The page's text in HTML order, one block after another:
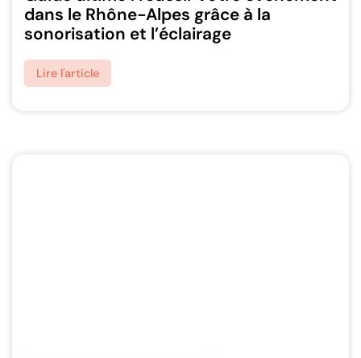
dans le Rhône-Alpes grâce à la
sonorisation et l’éclairage
Lire l'article